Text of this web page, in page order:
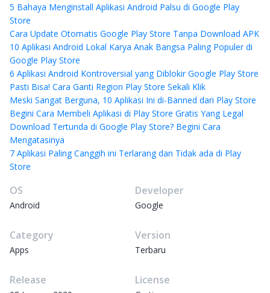
5 Bahaya Menginstall Aplikasi Android Palsu di Google Play
Store
Cara Update Otomatis Google Play Store Tanpa Download APK
10 Aplikasi Android Lokal Karya Anak Bangsa Paling Populer di
Google Play Store
6 Aplikasi Android Kontroversial yang Diblokir Google Play Store
Pasti Bisa! Cara Ganti Region Play Store Sekali Klik
Meski Sangat Berguna, 10 Aplikasi Ini di-Banned dari Play Store
Begini Cara Membeli Aplikasi di Play Store Gratis Yang Legal
Download Tertunda di Google Play Store? Begini Cara
Mengatasinya
7 Aplikasi Paling Canggih ini Terlarang dan Tidak ada di Play
Store
OS
Android
Developer
Google
Category
Apps
Version
Terbaru
Release License